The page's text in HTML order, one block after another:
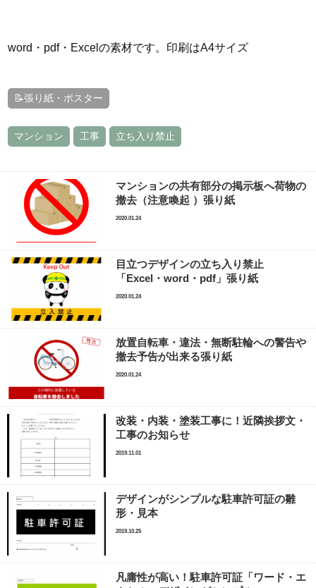
word・pdf・Excelの素材です。印刷はA4サイズ
📝張り紙・ポスター
マンション 工事 立ち入り禁止
マンションの共有部分の掲示板へ荷物の
撤去（注意喚起 ）張り紙
2020.01.24
目立つデザインの立ち入り禁止
「Excel・word・pdf」張り紙
2020.01.24
放置自転車・違法・無断駐輪への警告や
撤去予告が出来る張り紙
2020.01.24
改装・内装・塗装工事に！近隣挨拶文・
工事のお知らせ
2019.11.01
デザインがシンプルな駐車許可証の雛
形・見本
2019.10.25
凡庸性が高い！駐車許可証「ワード・エ